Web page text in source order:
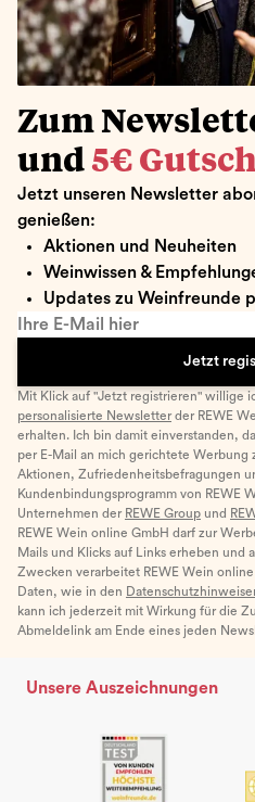
Zum
und 5€
Jetzt unseren Newsletter
genießen:
Aktionen und Neuheiten
Weinwissen &
Updates zu Weinfreunde
Ihre E-Mail hier
Jetzt
Mit Klick auf "Jetzt registrieren" willige
personalisierte Newsletter der REWE
erhalten. Ich bin damit einverstanden,
per E-Mail an mich gerichtete
Aktionen, Zufriedenheitsbefragungen
Kundenbindungsprogramm von REWE
Unternehmen der REWE Group und
REWE Wein online GmbH darf zur
Mails und Klicks auf Links erheben und
Zwecken verarbeitet REWE Wein
Daten, wie in den
kann ich jederzeit mit Wirkung für die
Abmeldelink am Ende eines jeden
Unsere Auszeichnungen